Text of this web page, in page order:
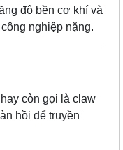
độ bền cơ khí và
nghiệp nặng.
còn gọi là claw
hồi để truyền